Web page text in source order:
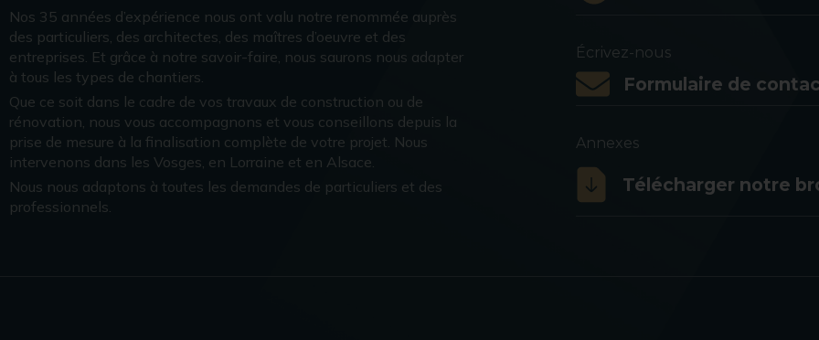
Nos 35 années d’expérience nous ont valu notre renommée auprès
des particuliers, des architectes, des maîtres d’oeuvre et des
entreprises. Et grâce à notre savoir-faire, nous saurons nous adapter
à tous les types de chantiers.
Que ce soit dans le cadre de vos travaux de construction ou de
rénovation, nous vous accompagnons et vous conseillons depuis la
prise de mesure à la finalisation complète de votre projet. Nous
intervenons dans les Vosges, en Lorraine et en Alsace.
Nous nous adaptons à toutes les demandes de particuliers et des
professionnels.
Écrivez-nous
Formulaire de
Annexes
Télécharger notre